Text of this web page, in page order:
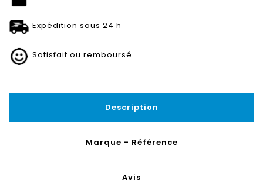
Expédition sous 24 h
Satisfait ou remboursé
Description
Marque - Référence
Avis